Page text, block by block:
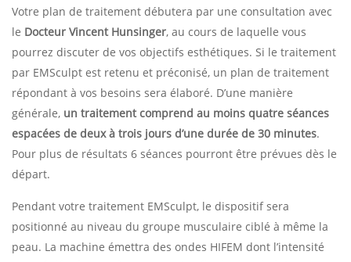
Votre plan de traitement débutera par une consultation avec
le Docteur Vincent Hunsinger, au cours de laquelle vous
pourrez discuter de vos objectifs esthétiques. Si le traitement
par EMSculpt est retenu et préconisé, un plan de traitement
répondant à vos besoins sera élaboré. D’une manière
générale, un traitement comprend au moins quatre séances
espacées de deux à trois jours d’une durée de 30 minutes.
Pour plus de résultats 6 séances pourront être prévues dès le
départ.
Pendant votre traitement EMSculpt, le dispositif sera
positionné au niveau du groupe musculaire ciblé à même la
peau. La machine émettra des ondes HIFEM dont l’intensité